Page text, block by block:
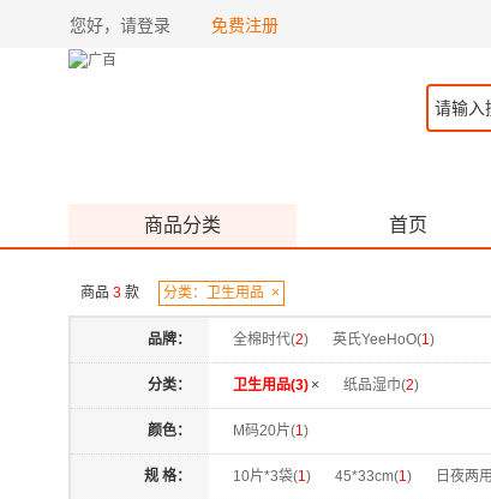
您好，请登录 免费注册
商品分类 首页
商品 3 款 分类：卫生用品 ×
品牌： 全棉时代(2) 英氏YeeHoO(1)
分类： 卫生用品(3) × 纸品湿巾(2)
颜色： M码20片(1)
规 格： 10片*3袋(1) 45*33cm(1) 日夜两